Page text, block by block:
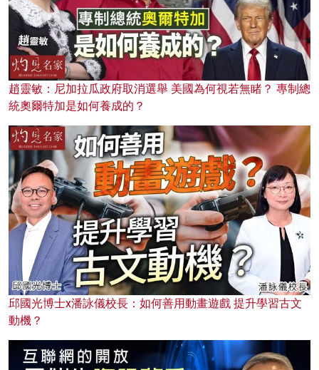
趙靈敏：尼加拉瓜政府取消選舉 美國為何視若無睹？ 專制總
統奧爾特加是如何養成的？
邱國光博士x潘詠儀校長：如何善用動畫遊戲 提升學習古文
動機？